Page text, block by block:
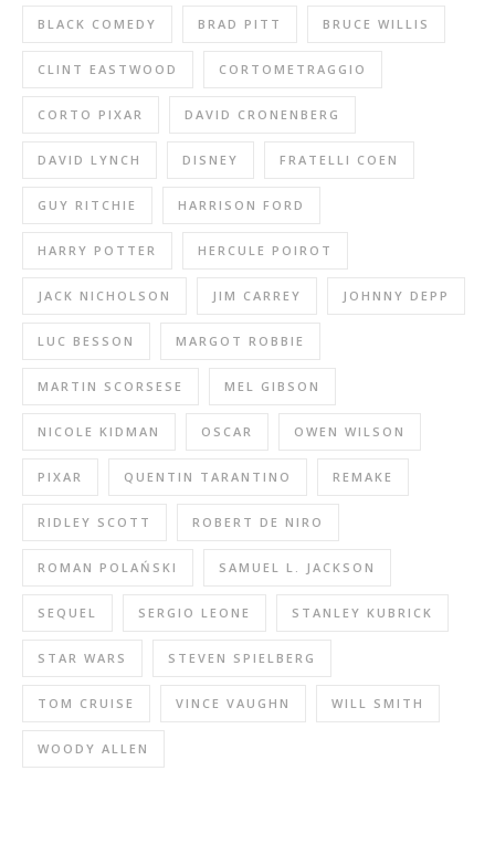
BLACK COMEDY BRAD PITT BRUCE WILLIS
CLINT EASTWOOD CORTOMETRAGGIO
CORTO PIXAR DAVID CRONENBERG
DAVID LYNCH DISNEY FRATELLI COEN
GUY RITCHIE HARRISON FORD
HARRY POTTER HERCULE POIROT
JACK NICHOLSON JIM CARREY JOHNNY DEPP
LUC BESSON MARGOT ROBBIE
MARTIN SCORSESE MEL GIBSON
NICOLE KIDMAN OSCAR OWEN WILSON
PIXAR QUENTIN TARANTINO REMAKE
RIDLEY SCOTT ROBERT DE NIRO
ROMAN POLAŃSKI SAMUEL L. JACKSON
SEQUEL SERGIO LEONE STANLEY KUBRICK
STAR WARS STEVEN SPIELBERG
TOM CRUISE VINCE VAUGHN WILL SMITH
WOODY ALLEN